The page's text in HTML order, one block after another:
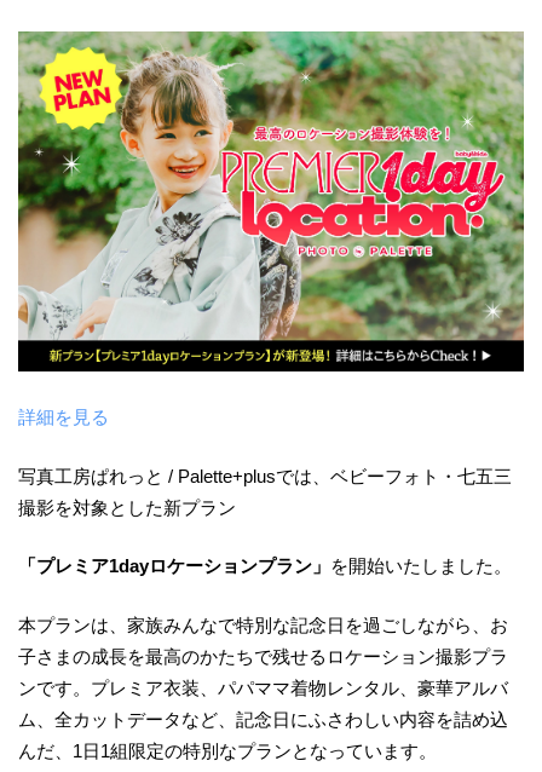
詳細を見る
写真工房ぱれっと / Palette+plusでは、ベビーフォト・七五三
撮影を対象とした新プラン
「プレミア1dayロケーションプラン」 を開始いたしました。
本プランは、家族みんなで特別な記念日を過ごしながら、お
子さまの成長を最高のかたちで残せるロケーション撮影プラ
ンです。プレミア衣装、パパママ着物レンタル、豪華アルバ
ム、全カットデータなど、記念日にふさわしい内容を詰め込
んだ、1日1組限定の特別なプランとなっています。